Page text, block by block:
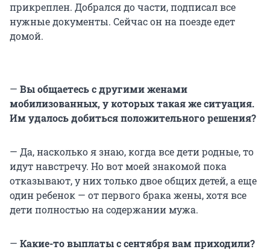
прикреплен. Добрался до части, подписал все
нужные документы. Сейчас он на поезде едет
домой.
— Вы общаетесь с другими женами
мобилизованных, у которых такая же ситуация.
Им удалось добиться положительного решения?
— Да, насколько я знаю, когда все дети родные, то
идут навстречу. Но вот моей знакомой пока
отказывают, у них только двое общих детей, а еще
один ребенок — от первого брака жены, хотя все
дети полностью на содержании мужа.
— Какие-то выплаты с сентября вам приходили?